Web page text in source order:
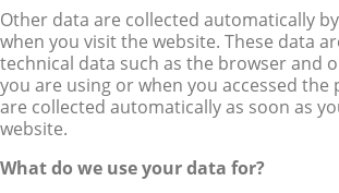
Other data are collected automatically
when you visit the website. These data
technical data such as the browser and
you are using or when you accessed the
are collected automatically as soon as
website.
What do we use your data for?